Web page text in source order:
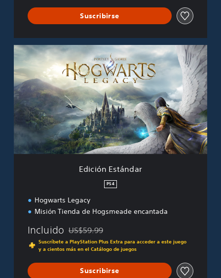
Suscribirse
E
d
i
c
i
ó
E
s
t
n
Edición Estándar
PS4
Hogwarts Legacy
Misión Tienda de Hogsmeade encantada
Incluido Rebajado del precio original de US$59.99
US$59.99
Suscríbete a PlayStation Plus Extra para acceder a este juego
y a cientos más en el Catálogo de juegos
Suscribirse